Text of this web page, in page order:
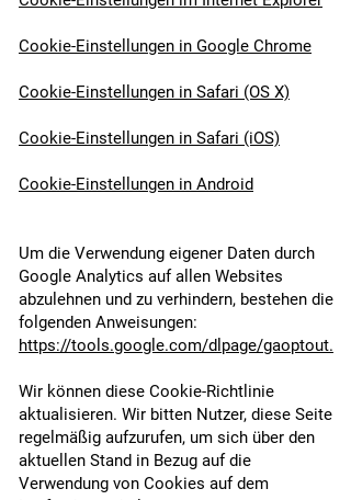
Cookie-Einstellungen in Google Chrome
Cookie-Einstellungen in Safari (OS X)
Cookie-Einstellungen in Safari (iOS)
Cookie-Einstellungen in Android
Um die Verwendung eigener Daten durch
Google Analytics auf allen Websites
abzulehnen und zu verhindern, bestehen die
folgenden Anweisungen:
https://tools.google.com/dlpage/gaoptout.
Wir können diese Cookie-Richtlinie
aktualisieren. Wir bitten Nutzer, diese Seite
regelmäßig aufzurufen, um sich über den
aktuellen Stand in Bezug auf die
Verwendung von Cookies auf dem